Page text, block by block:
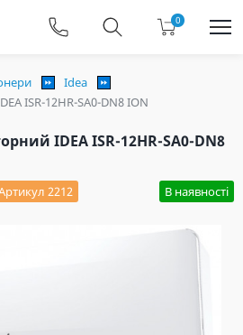
0
Idea
ISR-12HR-SA0-DN8 ION
IDEA ISR-12HR-SA0-DN8
2212 В наявності